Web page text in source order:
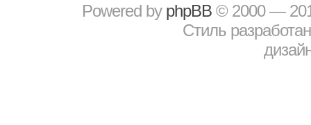
Powered by рhрBВ © 2000 —
Стиль